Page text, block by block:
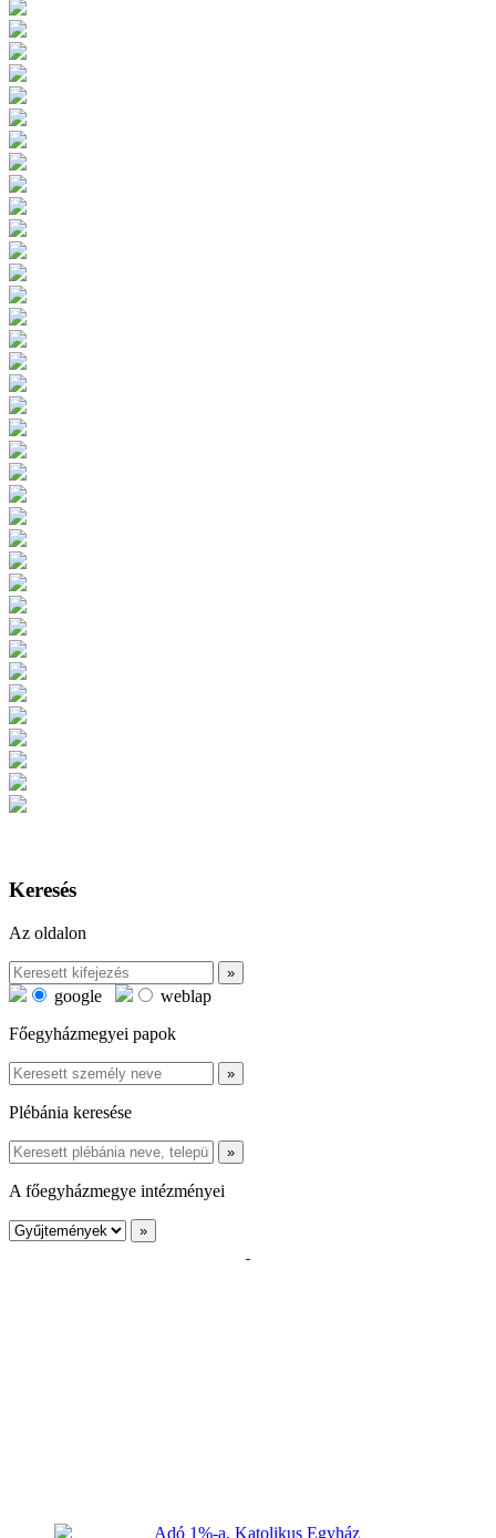
Keresés
Az oldalon
google
weblap
Főegyházmegyei papok
Plébánia keresése
A főegyházmegye intézményei